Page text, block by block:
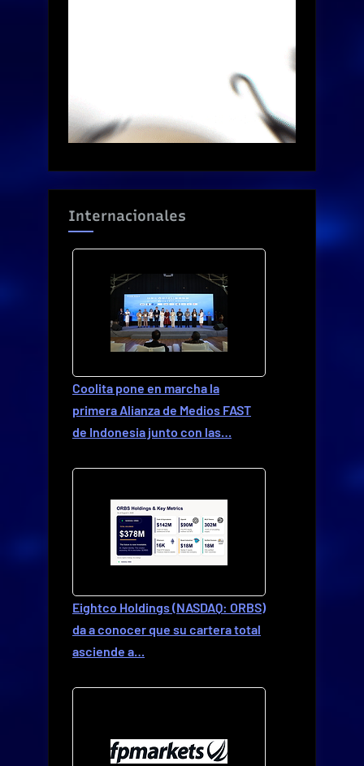
Internacionales
Coolita pone en marcha la
primera Alianza de Medios FAST
de Indonesia junto con las…
Eightco Holdings (NASDAQ: ORBS)
da a conocer que su cartera total
asciende a…